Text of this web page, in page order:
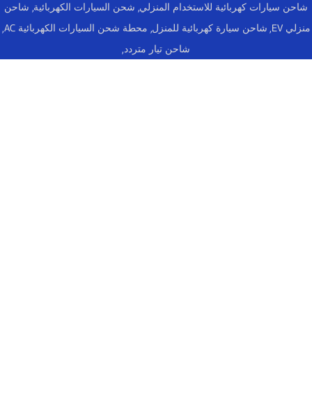
شاحن سيارات كهربائية للاستخدام المنزلي شحن السيارات الكهربائية شاحن
منزلي EV
شاحن سيارة كهربائية للمنزل محطة شحن السيارات الكهربائية AC
شاحن تيار متردد